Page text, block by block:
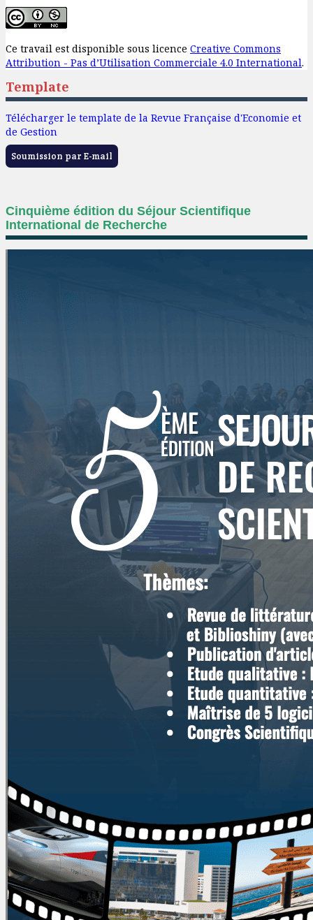
Ce travail est disponible sous licence Creative Commons
Attribution - Pas d’Utilisation Commerciale 4.0 International.
Template
Télécharger le template de la Revue Française d'Economie et
de Gestion
Soumission par E-mail
Cinquième édition du Séjour Scientifique
International de Recherche